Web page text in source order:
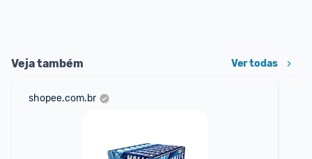
Veja também Ver todas
shopee.com.br